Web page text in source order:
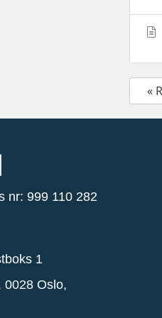
«
nr: 999 110 282
1
0028 Oslo,